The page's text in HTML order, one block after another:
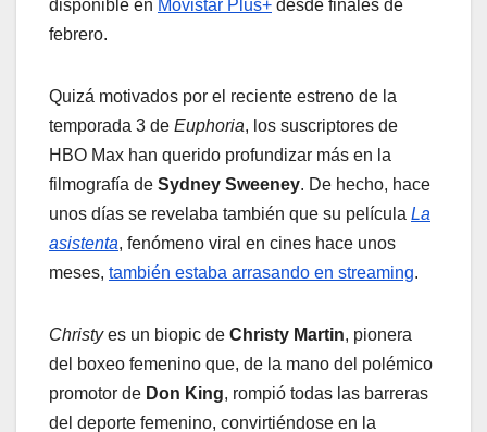
disponible en Movistar Plus+ desde finales de
febrero.
Quizá motivados por el reciente estreno de la
temporada 3 de Euphoria, los suscriptores de
HBO Max han querido profundizar más en la
filmografía de Sydney Sweeney. De hecho, hace
unos días se revelaba también que su película La
asistenta, fenómeno viral en cines hace unos
meses, también estaba arrasando en streaming.
Christyes un biopic de Christy Martin, pionera
del boxeo femenino que, de la mano del polémico
promotor de Don King, rompió todas las barreras
del deporte femenino, convirtiéndose en la